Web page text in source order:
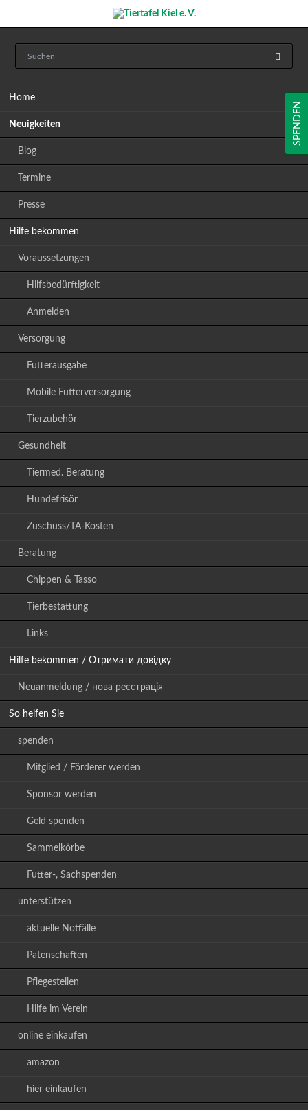
Home
Neuigkeiten
Blog
Termine
Presse
Hilfe bekommen
Voraussetzungen
Hilfsbedürftigkeit
Anmelden
Versorgung
Futterausgabe
Mobile Futterversorgung
Tierzubehör
Gesundheit
Tiermed. Beratung
Hundefrisör
Zuschuss/TA-Kosten
Beratung
Chippen & Tasso
Tierbestattung
Links
Hilfe bekommen / Отримати довідку
Neuanmeldung / нова реєстрація
So helfen Sie
spenden
Mitglied / Förderer werden
Sponsor werden
Geld spenden
Sammelkörbe
Futter-, Sachspenden
unterstützen
aktuelle Notfälle
Patenschaften
Pflegestellen
Hilfe im Verein
online einkaufen
amazon
hier einkaufen
SPENDEN